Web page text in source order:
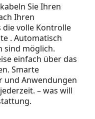
Sie Ihren
Ihren
die volle Kontrolle
. Automatisch
sind möglich.
einfach über das
Smarte
und Anwendungen
– was will